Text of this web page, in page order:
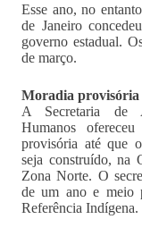
Esse ano, no
de Janeiro
governo estadual.
de março.
Moradia provisória
A Secretaria de
Humanos
provisória até que
seja construído, na
Zona Norte. O
de um ano e meio
Referência Indígena.